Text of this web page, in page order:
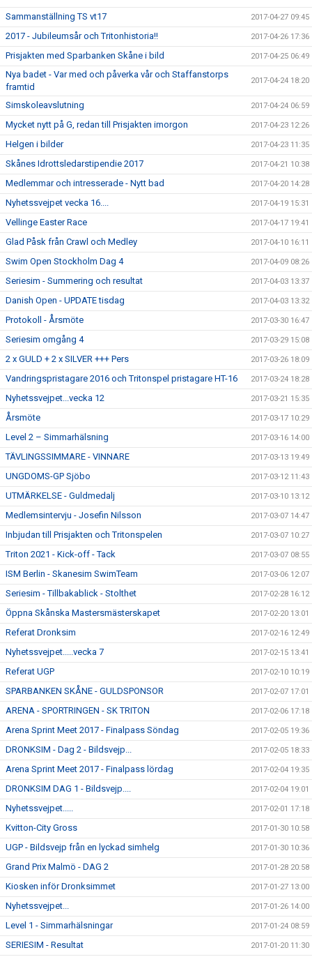
Sammanställning TS vt17 2017-04-27 09:45
2017 - Jubileumsår och Tritonhistoria!! 2017-04-26 17:36
Prisjakten med Sparbanken Skåne i bild 2017-04-25 06:49
Nya badet - Var med och påverka vår och Staffanstorps
framtid
2017-04-24 18:20
Simskoleavslutning 2017-04-24 06:59
Mycket nytt på G, redan till Prisjakten imorgon 2017-04-23 12:26
Helgen i bilder 2017-04-23 11:35
Skånes Idrottsledarstipendie 2017 2017-04-21 10:38
Medlemmar och intresserade - Nytt bad 2017-04-20 14:28
Nyhetssvejpet vecka 16.... 2017-04-19 15:31
Vellinge Easter Race 2017-04-17 19:41
Glad Påsk från Crawl och Medley 2017-04-10 16:11
Swim Open Stockholm Dag 4 2017-04-09 08:26
Seriesim - Summering och resultat 2017-04-03 13:37
Danish Open - UPDATE tisdag 2017-04-03 13:32
Protokoll - Årsmöte 2017-03-30 16:47
Seriesim omgång 4 2017-03-29 15:08
2 x GULD + 2 x SILVER +++ Pers 2017-03-26 18:09
Vandringspristagare 2016 och Tritonspel pristagare HT-16 2017-03-24 18:28
Nyhetssvejpet...vecka 12 2017-03-21 15:35
Årsmöte 2017-03-17 10:29
Level 2 – Simmarhälsning 2017-03-16 14:00
TÄVLINGSSIMMARE - VINNARE 2017-03-13 19:49
UNGDOMS-GP Sjöbo 2017-03-12 11:43
UTMÄRKELSE - Guldmedalj 2017-03-10 13:12
Medlemsintervju - Josefin Nilsson 2017-03-07 14:47
Inbjudan till Prisjakten och Tritonspelen 2017-03-07 10:27
Triton 2021 - Kick-off - Tack 2017-03-07 08:55
ISM Berlin - Skanesim SwimTeam 2017-03-06 12:07
Seriesim - Tillbakablick - Stolthet 2017-02-28 16:12
Öppna Skånska Mastersmästerskapet 2017-02-20 13:01
Referat Dronksim 2017-02-16 12:49
Nyhetssvejpet.....vecka 7 2017-02-15 13:41
Referat UGP 2017-02-10 10:19
SPARBANKEN SKÅNE - GULDSPONSOR 2017-02-07 17:01
ARENA - SPORTRINGEN - SK TRITON 2017-02-06 17:18
Arena Sprint Meet 2017 - Finalpass Söndag 2017-02-05 19:36
DRONKSIM - Dag 2 - Bildsvejp... 2017-02-05 18:33
Arena Sprint Meet 2017 - Finalpass lördag 2017-02-04 19:35
DRONKSIM DAG 1 - Bildsvejp.... 2017-02-04 19:01
Nyhetssvejpet..... 2017-02-01 17:18
Kvitton-City Gross 2017-01-30 10:58
UGP - Bildsvejp från en lyckad simhelg 2017-01-30 10:36
Grand Prix Malmö - DAG 2 2017-01-28 20:58
Kiosken inför Dronksimmet 2017-01-27 13:00
Nyhetssvejpet... 2017-01-26 14:00
Level 1 - Simmarhälsningar 2017-01-24 08:59
SERIESIM - Resultat 2017-01-20 11:30